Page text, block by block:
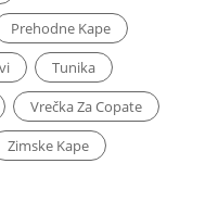
Prehodne Kape
Tunika
Vrečka Za Copate
Zimske Kape